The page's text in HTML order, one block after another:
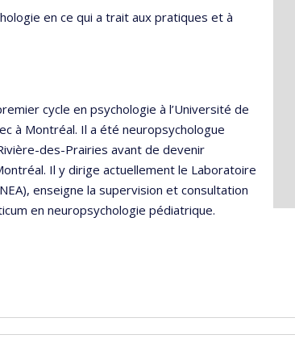
en ce qui a trait aux pratiques et à
cycle en psychologie à l’Université de
à Montréal. Il a été neuropsychologue
des-Prairies avant de devenir
Il y dirige actuellement le Laboratoire
enseigne la supervision et consultation
en neuropsychologie pédiatrique.